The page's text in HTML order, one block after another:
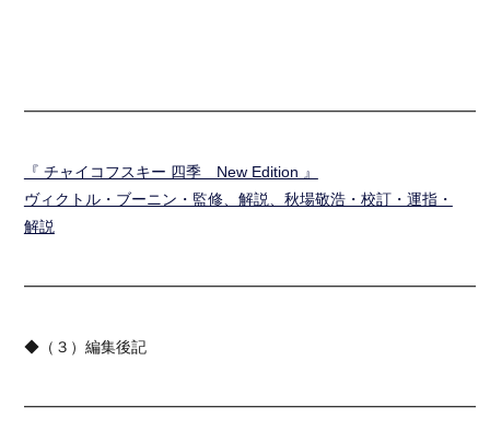
『 チャイコフスキー 四季 New Edition 』
ヴィクトル・ブーニン・監修、解説、秋場敬浩・校訂・運指・
解説
◆（３）編集後記